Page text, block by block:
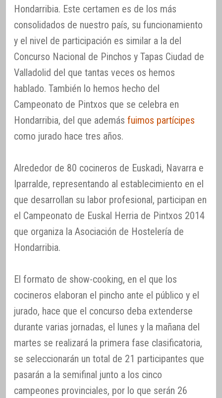
Hondarribia. Este certamen es de los más
consolidados de nuestro país, su funcionamiento
y el nivel de participación es similar a la del
Concurso Nacional de Pinchos y Tapas Ciudad de
Valladolid del que tantas veces os hemos
hablado. También lo hemos hecho del
Campeonato de Pintxos que se celebra en
Hondarribia, del que además fuimos partícipes
como jurado hace tres años.
Alrededor de 80 cocineros de Euskadi, Navarra e
Iparralde, representando al establecimiento en el
que desarrollan su labor profesional, participan en
el Campeonato de Euskal Herria de Pintxos 2014
que organiza la Asociación de Hostelería de
Hondarribia.
El formato de show-cooking, en el que los
cocineros elaboran el pincho ante el público y el
jurado, hace que el concurso deba extenderse
durante varias jornadas, el lunes y la mañana del
martes se realizará la primera fase clasificatoria,
se seleccionarán un total de 21 participantes que
pasarán a la semifinal junto a los cinco
campeones provinciales, por lo que serán 26